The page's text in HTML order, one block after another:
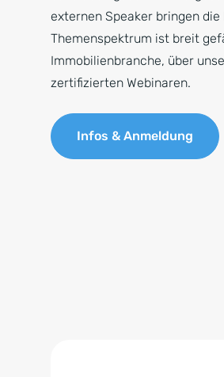
externen Speaker bringen
Themenspektrum ist breit
Immobilienbranche, über
zertifizierten Webinaren.
Infos & Anmeldung